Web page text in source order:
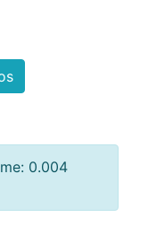
0.004